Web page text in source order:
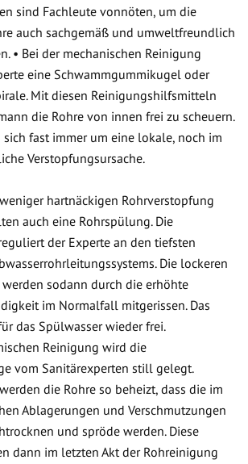
sind Fachleute vonnöten, um die
auch sachgemäß und umweltfreundlich
• Bei der mechanischen Reinigung
eine Schwammgummikugel oder
Mit diesen Reinigungshilfsmitteln
die Rohre von innen frei zu scheuern.
fast immer um eine lokale, noch im
Verstopfungsursache.
hartnäckigen Rohrverstopfung
auch eine Rohrspülung. Die
der Experte an den tiefsten
Die lockeren
sodann durch die erhöhte
im Normalfall mitgerissen. Das
das Spülwasser wieder frei.
Reinigung wird die
vom Sanitärexperten still gelegt.
die Rohre so beheizt, dass die im
Ablagerungen und Verschmutzungen
und spröde werden. Diese
dann im letzten Akt der Rohreinigung